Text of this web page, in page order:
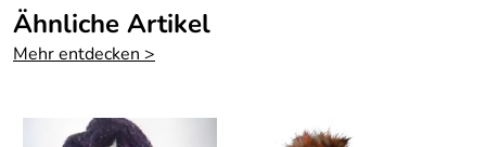
Ähnliche Artikel
Mehr entdecken >